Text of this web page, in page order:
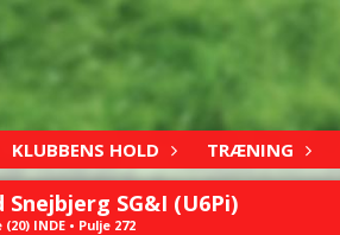
KLUBBENS HOLD TRÆNING
Snejbjerg SG&I (U6Pi)
INDE • Pulje 272